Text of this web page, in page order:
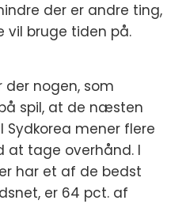
der er andre ting,
vil bruge tiden på.
der nogen, som
spil, at de næsten
Sydkorea mener flere
at tage overhånd. I
har et af de bedst
er 64 pct. af